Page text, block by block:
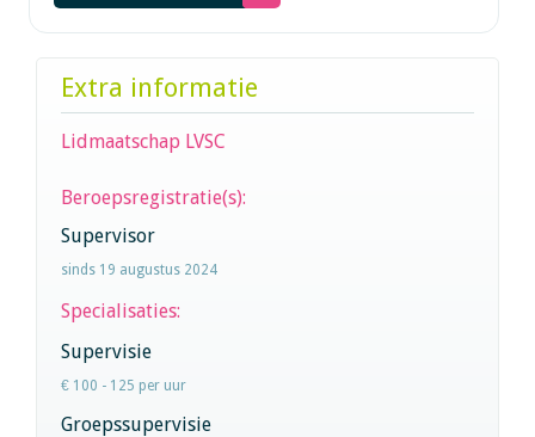
Extra informatie
Lidmaatschap LVSC
Beroepsregistratie(s):
Supervisor
sinds 19 augustus 2024
Specialisaties:
Supervisie
€ 100 - 125 per uur
Groepssupervisie